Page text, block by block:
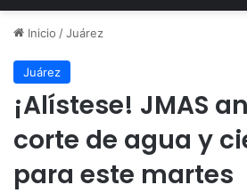
Inicio /Juárez
Juárez
¡Alístese! JMAS
corte de agua y
para este martes